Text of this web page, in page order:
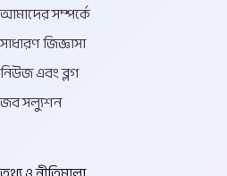
আমাদের সম্পর্কে
সাধারণ জিজ্ঞাসা
নিউজ এবং ব্লগ
জব সল্যুশন